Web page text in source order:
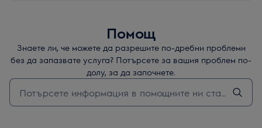
Помощ
Знаете ли, че можете да разрешите по-дребни проблеми
без да запазвате услуга? Потърсете за вашия проблем по-
долу, за да започнете.
Въведете текст за да потърсите статии за поддръжка